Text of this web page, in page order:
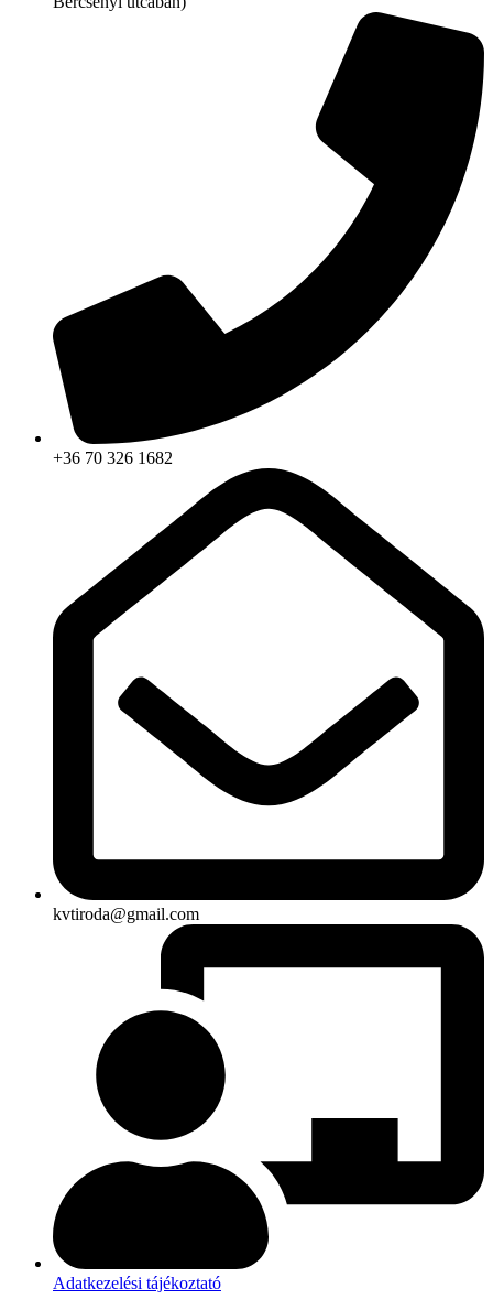
+36 70 326 1682
kvtiroda@gmail.com
Adatkezelési tájékoztató